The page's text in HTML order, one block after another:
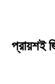
প্রায়শই